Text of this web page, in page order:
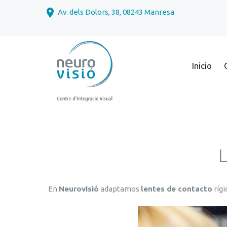
Av. dels Dolors, 38, 08243 Manresa
Inicio
Protección
Protección
En Neurovisió adaptamos lentes de contacto